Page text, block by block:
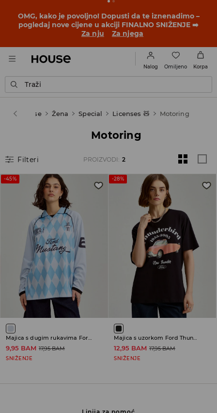
OMG, kako je povoljno! Dopusti da te iznenadimo –
pogledaj nove cijene u akciji FINALNO SNIŽENJE ➡️
Za nju
Za njega
Nalog Omiljeno Korpa
Traži
House Žena Special Licenses 🧸 Motoring
Motoring
Filteri PROIZVODI : 2
-45%
9,95 BAM 17,95 BAM
SNIŽENJE
-28%
Majica s uzorkom Ford Thunderbird
12,95 BAM 17,95 BAM
SNIŽENJE